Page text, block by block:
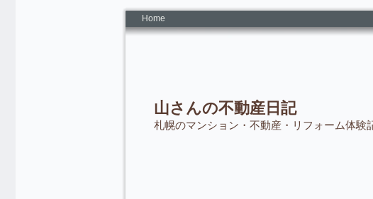
Home
山さんの不動産日記
札幌のマンション・不動産・リフォーム体験